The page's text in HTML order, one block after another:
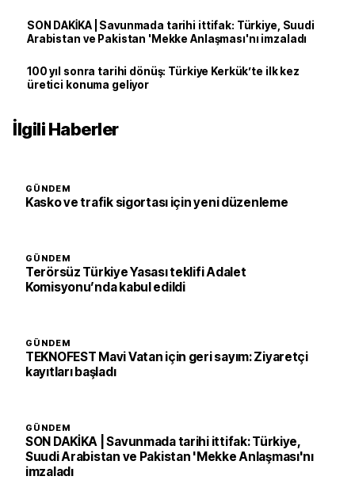
SON DAKİKA | Savunmada tarihi ittifak: Türkiye, Suudi
Arabistan ve Pakistan 'Mekke Anlaşması'nı imzaladı
100 yıl sonra tarihi dönüş: Türkiye Kerkük’te ilk kez
üretici konuma geliyor
İlgili Haberler
GÜNDEM
Kasko ve trafik sigortası için yeni düzenleme
GÜNDEM
Terörsüz Türkiye Yasası teklifi Adalet
Komisyonu’nda kabul edildi
GÜNDEM
TEKNOFEST Mavi Vatan için geri sayım: Ziyaretçi
kayıtları başladı
GÜNDEM
SON DAKİKA | Savunmada tarihi ittifak: Türkiye,
Suudi Arabistan ve Pakistan 'Mekke Anlaşması'nı
imzaladı